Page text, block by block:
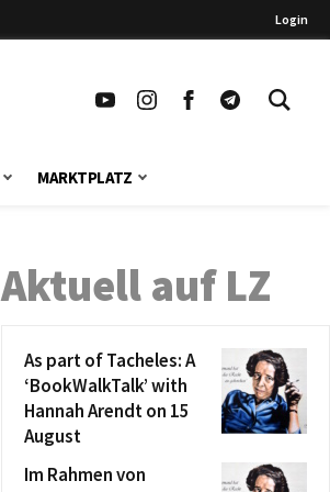
Login
MARKTPLATZ
Aktuell auf LZ
As part of Tacheles: A
‘BookWalkTalk’ with
Hannah Arendt on 15
August
Im Rahmen von